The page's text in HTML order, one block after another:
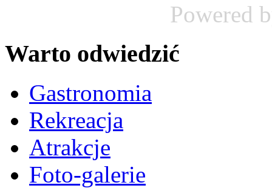
Powered
Warto odwiedzić
Gastronomia
Rekreacja
Atrakcje
Foto-galerie